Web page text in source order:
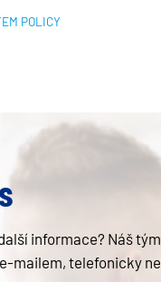
POLICY
informace? Náš
mailem, telefonicky